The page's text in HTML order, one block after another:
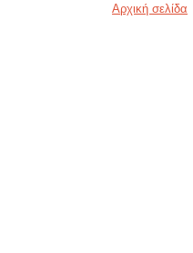
Αρχική σελίδα